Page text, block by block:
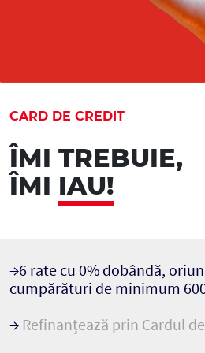
CARD DE CREDIT
ÎMI TREBUIE,
ÎMI IAU!
→6 rate cu 0% dobândă,
cumpărături de minimum
→ Refinanțează prin Cardul